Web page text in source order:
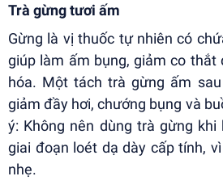
Trà gừng tươi ấm
Gừng là vị thuốc tự nhiên có
giúp làm ấm bụng, giảm co thắt
hóa. Một tách trà gừng ấm
giảm đầy hơi, chướng bụng và
ý: Không nên dùng trà gừng
giai đoạn loét dạ dày cấp tính,
nhẹ.